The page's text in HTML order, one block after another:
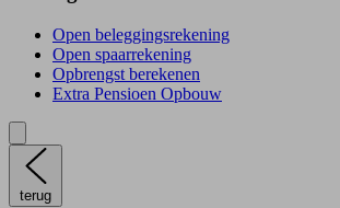
Open beleggingsrekening
Open spaarrekening
Opbrengst berekenen
Extra Pensioen Opbouw
terug